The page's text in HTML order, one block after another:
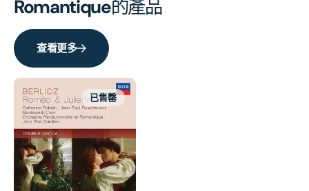
Romantique的產品
查看更多
已售罄